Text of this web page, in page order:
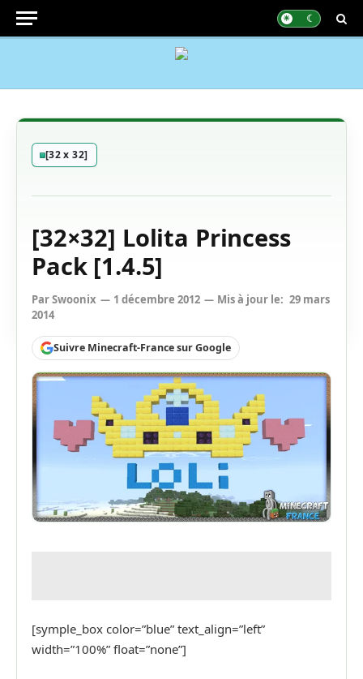
[32 x 32]
[32×32] Lolita Princess
Pack [1.4.5]
ParSwoonix 1 décembre 2012 Mis à jour le: 29 mars
2014
Suivre Minecraft-France sur Google
[symple_box color=”blue” text_align=”left”
width=”100%” float=”none”]